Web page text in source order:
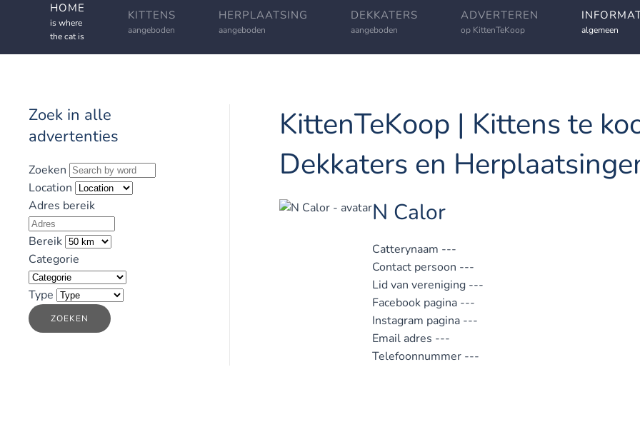
HOME
is where
the cat is
KITTENS
aangeboden
HERPLAATSING
aangeboden
DEKKATERS
aangeboden
ADVERTEREN
op KittenTeKoop algemeen
KittenTeKoop | Kittens te
Dekkaters en
N Calor
Catterynaam ---
Contact persoon ---
Lid van vereniging ---
Facebook pagina ---
Instagram pagina ---
Email adres ---
Telefoonnummer ---
Zoek in alle
advertenties
Zoeken
Location
Adres bereik
Bereik
Categorie
Type
ZOEKEN